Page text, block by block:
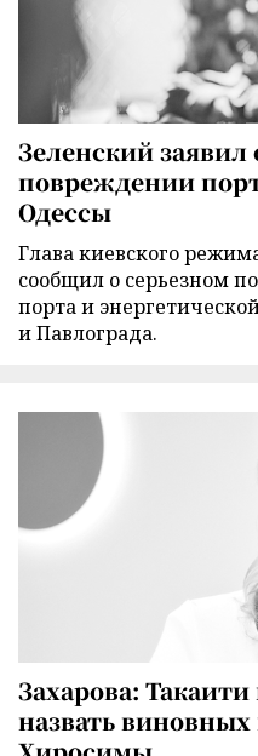
Зеленский заявил
повреждении
Одессы
Глава киевского
сообщил о серьезном
порта и
и Павлограда.
Захарова:
назвать